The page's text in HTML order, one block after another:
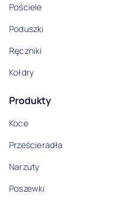
Pościele
Poduszki
Ręczniki
Kołdry
Produkty
Koce
Prześcieradła
Narzuty
Poszewki